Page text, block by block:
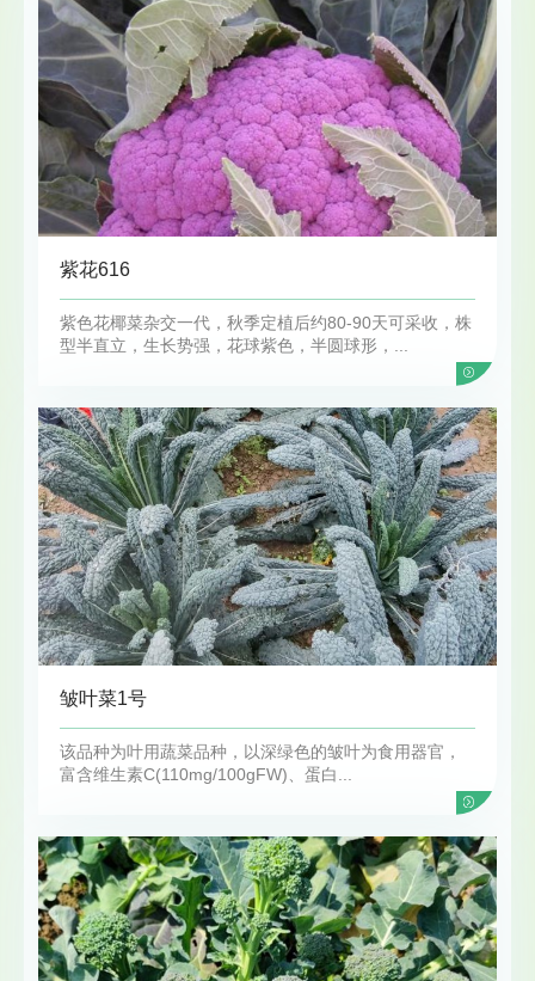
紫花616
紫色花椰菜杂交一代，秋季定植后约80-90天可采收，株
型半直立，生长势强，花球紫色，半圆球形，...
皱叶菜1号
该品种为叶用蔬菜品种，以深绿色的皱叶为食用器官，
富含维生素C(110mg/100gFW)、蛋白...